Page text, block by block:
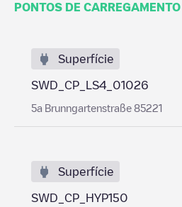
PONTOS DE
Superfície
SWD_CP_LS4_01026
5a Brunngartenstraße 85221
Superfície
SWD_CP_HYP150